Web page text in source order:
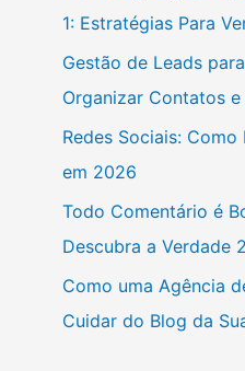
1: Estratégias Para
Gestão de Leads
Organizar Contatos e
Redes Sociais:
em 2026
Todo Comentário é
Descubra a Verdade
Como uma Agência
Cuidar do Blog da